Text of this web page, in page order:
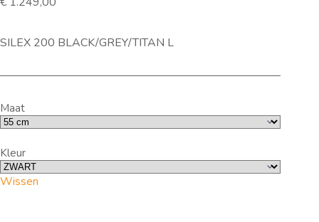
SILEX 200 BLACK/GREY/TITAN L
Maat
Kleur
Wissen